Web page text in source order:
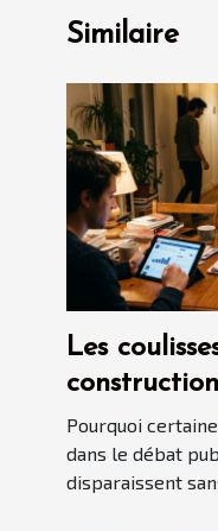
Similaire
Les
politique
Pourquoi
dans le débat
disparaissent